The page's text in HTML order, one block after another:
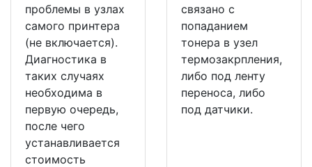
проблемы в узлах
самого принтера
(не включается).
Диагностика в
таких случаях
необходима в
первую очередь,
после чего
устанавливается
стоимость
связано с
попаданием
тонера в узел
термозакрпления,
либо под ленту
переноса, либо
под датчики.